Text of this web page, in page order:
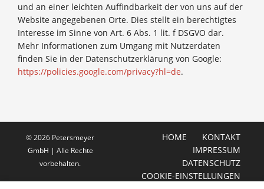
und an einer leichten Auffindbarkeit der von uns auf der
Website angegebenen Orte. Dies stellt ein berechtigtes
Interesse im Sinne von Art. 6 Abs. 1 lit. f DSGVO dar.
Mehr Informationen zum Umgang mit Nutzerdaten
finden Sie in der Datenschutzerklärung von Google:
https://policies.google.com/privacy?hl=de.
© 2026 Petersmeyer
GmbH | Alle Rechte
vorbehalten.
HOME
KONTAKT
IMPRESSUM
DATENSCHUTZ
COOKIE-EINSTELLUNGEN